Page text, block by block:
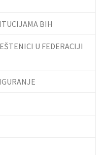
BIH
U FEDERACIJI